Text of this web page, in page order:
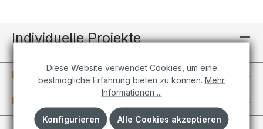
Individuelle Projekte
Informationen
Kundenkonto
Diese Website verwendet Cookies, um eine
bestmögliche Erfahrung bieten zu können. Mehr
Informationen ...
Konfigurieren Alle Cookies akzeptieren